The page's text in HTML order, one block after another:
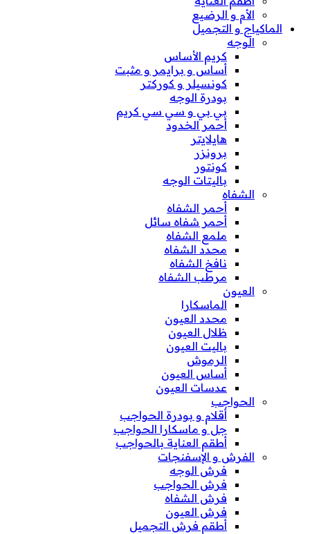
الأم و الرضيع
الماكياج و التجميل
الوجه
كريم الأساس
أساس و برايمر و مثبت
كونسيلر و كوركتر
بودرة الوجه
بي بي و سي سي كريم
أحمر الخدود
هايلايتر
برونزر
كونتور
باليتات الوجه
الشفاه
أحمر الشفاه
أحمر شفاه سائل
ملمع الشفاه
محدد الشفاه
نافخ الشفاه
مرطب الشفاه
العيون
الماسكارا
محدد العيون
ظلال العيون
باليت العيون
الرموش
أساس العيون
عدسات العيون
الحواجب
أقلام و بودرة الحواجب
جل و ماسكارا الحواجب
أطقم العناية بالحواجب
الفرش و الإسفنجات
فرش الوجه
فرش الحواجب
فرش الشفاه
فرش العيون
أطقم فرش التجميل